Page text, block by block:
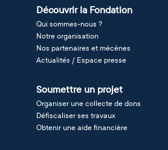
Découvrir la Fondation
Qui sommes-nous ?
Notre organisation
Nos partenaires et mécènes
Actualités / Espace presse
Soumettre un projet
Organiser une collecte de dons
Défiscaliser ses travaux
Obtenir une aide financière